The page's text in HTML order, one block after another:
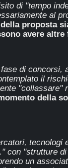
di "tempo
al
proposta
avere
di concorsi,
il
"collassare"
della
tecnologi
con "strutture
un